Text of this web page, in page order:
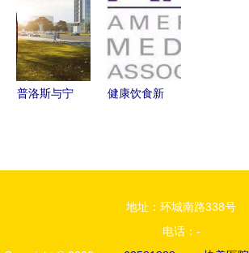
衔行业标杆
军企业齐聚
协美医院，
容错过！
普洛斯与宁
健康饮食新
饮料——协
地址：环城南路338号
电话：-